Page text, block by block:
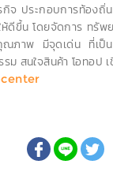
กิจ ประกอบการท้องถิ่
ดีขึ้น โดยจัดการ ทรัพ
ณภาพ มีจุดเด่น ที่เป็
สนใจสินค้า โอทอป เ